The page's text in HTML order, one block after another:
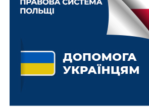
поставить їх у нерівне становище з
учасниками процесу. Чомусь про
принципу змагальності процесу, за
цивілізований світ, автори
залишити слідчого поза юросвітою,
процес змагальності
квінтесенцією реформи.